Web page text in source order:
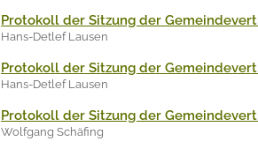
Protokoll der Sitzung der
Hans-Detlef Lausen
Protokoll der Sitzung der
Hans-Detlef Lausen
Protokoll der Sitzung der
Wolfgang Schäfing